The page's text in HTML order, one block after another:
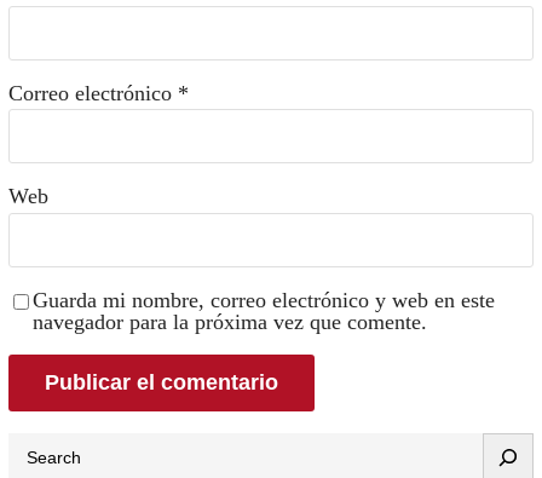
Correo electrónico *
Web
Guarda mi nombre, correo electrónico y web en este
navegador para la próxima vez que comente.